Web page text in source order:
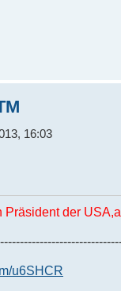
16:03
der
u6SHCR